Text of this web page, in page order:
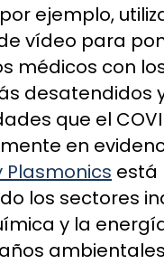
ejemplo,
vídeo para
médicos con
desatendidos
que el
en
Plasmonics está
los sectores
y la